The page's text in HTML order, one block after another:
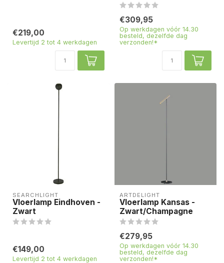
€219,00
Levertijd 2 tot 4 werkdagen
€309,95
Op werkdagen vóór 14.30
besteld, dezelfde dag
verzonden!*
SEARCHLIGHT
Vloerlamp Eindhoven -
Zwart
€149,00
Levertijd 2 tot 4 werkdagen
ARTDELIGHT
Vloerlamp Kansas -
Zwart/Champagne
€279,95
Op werkdagen vóór 14.30
besteld, dezelfde dag
verzonden!*